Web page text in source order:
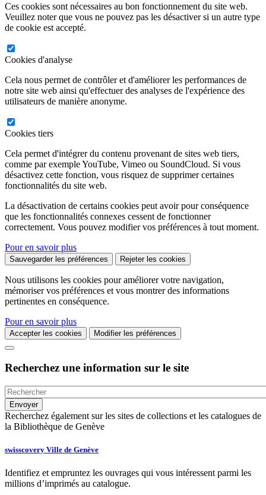
Ces cookies sont nécessaires au bon fonctionnement du site web.
Veuillez noter que vous ne pouvez pas les désactiver si un autre type
de cookie est accepté.
Cookies d'analyse
Cela nous permet de contrôler et d'améliorer les performances de
notre site web ainsi qu'effectuer des analyses de l'expérience des
utilisateurs de manière anonyme.
Cookies tiers
Cela permet d'intégrer du contenu provenant de sites web tiers,
comme par exemple YouTube, Vimeo ou SoundCloud. Si vous
désactivez cette fonction, vous risquez de supprimer certaines
fonctionnalités du site web.
La désactivation de certains cookies peut avoir pour conséquence
que les fonctionnalités connexes cessent de fonctionner
correctement. Vous pouvez modifier vos préférences à tout moment.
Pour en savoir plus
Sauvegarder les préférences Rejeter les cookies
Nous utilisons les cookies pour améliorer votre navigation,
mémoriser vos préférences et vous montrer des informations
pertinentes en conséquence.
Pour en savoir plus
Accepter les cookies Modifier les préférences
Recherchez une information sur le site
Recherchez également sur les sites de collections et les catalogues de
la Bibliothèque de Genève
swisscovery Ville de Genève
Identifiez et empruntez les ouvrages qui vous intéressent parmi les
millions d’imprimés au catalogue.